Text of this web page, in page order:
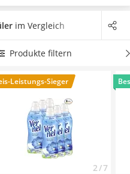
verschiedenen Sorten
Vergleichstabelle
nach der Wäsche
Zauberhafte
im Vergleich
Produkte filtern
Leistungs-Sieger
2 / 7